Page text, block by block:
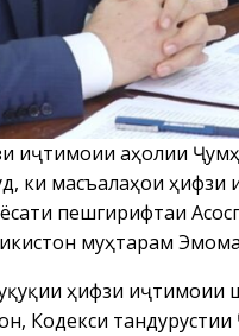
иҷтимоии аҳолии
ки масъалаҳои ҳифзи
пешгирифтаи
муҳтарам
ҳифзи
Кодекси